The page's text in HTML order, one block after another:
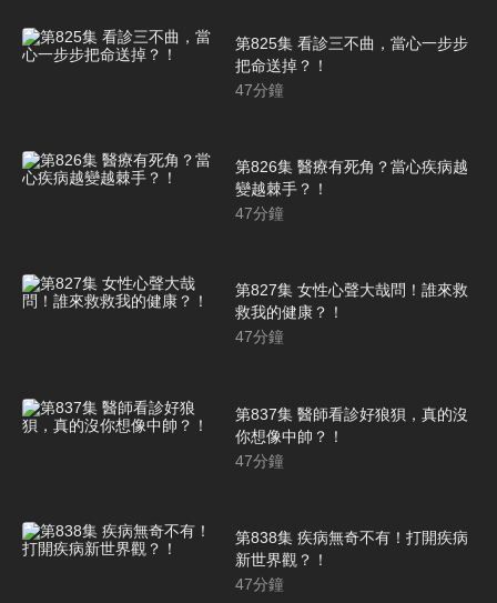
第825集 看診三不曲，當心一步步
把命送掉？！
47分鐘
第826集 醫療有死角？當心疾病越
變越棘手？！
47分鐘
第827集 女性心聲大哉問！誰來救
救我的健康？！
47分鐘
第837集 醫師看診好狼狽，真的沒
你想像中帥？！
47分鐘
第838集 疾病無奇不有！打開疾病
新世界觀？！
47分鐘